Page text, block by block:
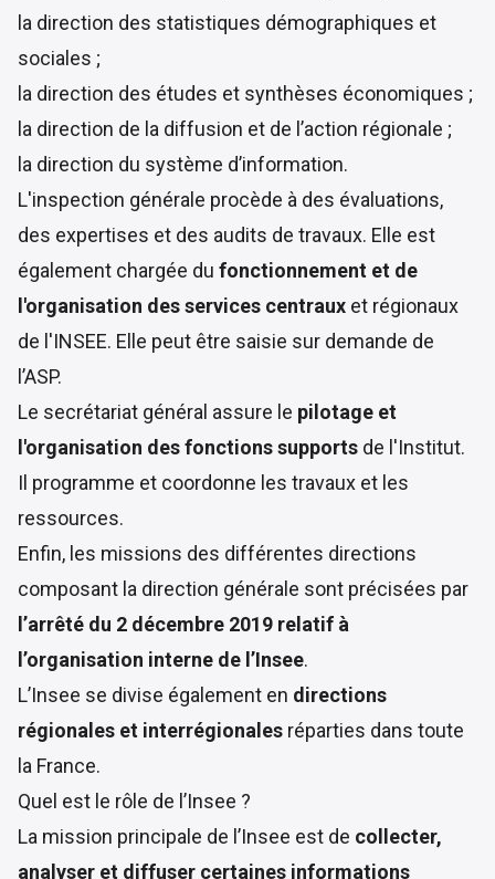
la direction des statistiques démographiques et
sociales ;
la direction des études et synthèses économiques ;
la direction de la diffusion et de l’action régionale ;
la direction du système d’information.
L'inspection générale procède à des évaluations,
des expertises et des audits de travaux. Elle est
également chargée du fonctionnement et de
l'organisation des services centraux et régionaux
de l'INSEE. Elle peut être saisie sur demande de
l’ASP.
Le secrétariat général assure le pilotage et
l'organisation des fonctions supports de l'Institut.
Il programme et coordonne les travaux et les
ressources.
Enfin, les missions des différentes directions
composant la direction générale sont précisées par
l’arrêté du 2 décembre 2019 relatif à
l’organisation interne de l’Insee.
L’Insee se divise également en directions
régionales et interrégionales réparties dans toute
la France.
Quel est le rôle de l’Insee ?
La mission principale de l’Insee est de collecter,
analyser et diffuser certaines informations